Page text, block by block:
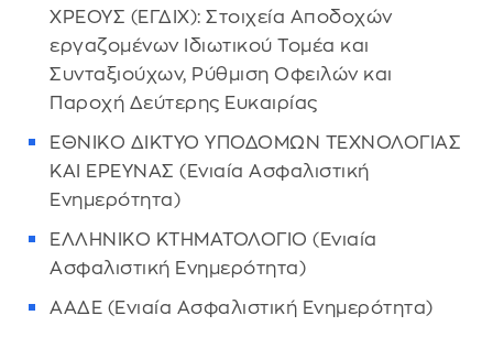
ΧΡΕΟΥΣ (ΕΓΔΙΧ): Στοιχεία Αποδοχών
εργαζομένων Ιδιωτικού Τομέα και
Συνταξιούχων, Ρύθμιση Οφειλών και
Παροχή Δεύτερης Ευκαιρίας
ΕΘΝΙΚΟ ΔΙΚΤΥΟ ΥΠΟΔΟΜΩΝ ΤΕΧΝΟΛΟΓΙΑΣ
ΚΑΙ ΕΡΕΥΝΑΣ (Ενιαία Ασφαλιστική
Ενημερότητα)
ΕΛΛΗΝΙΚΟ ΚΤΗΜΑΤΟΛΟΓΙΟ (Ενιαία
Ασφαλιστική Ενημερότητα)
ΑΑΔΕ (Ενιαία Ασφαλιστική Ενημερότητα)